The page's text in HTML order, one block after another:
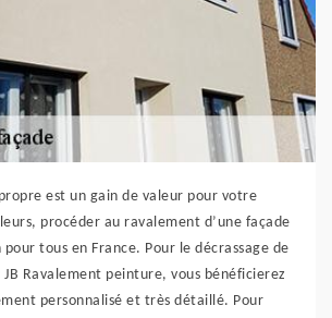
est un gain de valeur pour votre
procéder au ravalement d’une façade
tous en France. Pour le décrassage de
Ravalement peinture, vous bénéficierez
personnalisé et très détaillé. Pour